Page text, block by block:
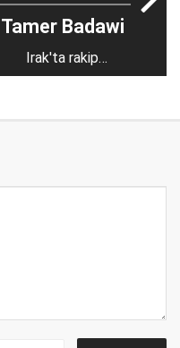
Tamer Badawi
Irak'ta rakip
Sadrcıların yükselişi